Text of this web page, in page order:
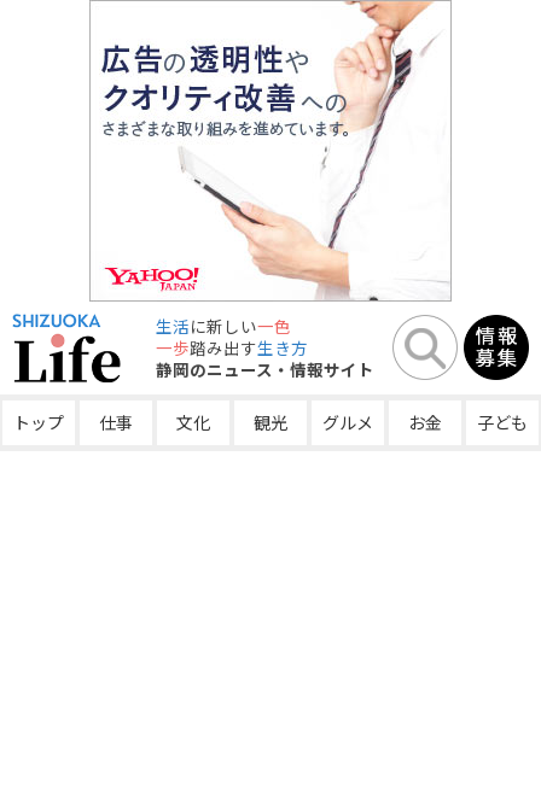
生活に新しい一色
一歩踏み出す生き方
静岡のニュース・情報サイト
トップ 仕事 文化 観光 グルメ お金 子ども